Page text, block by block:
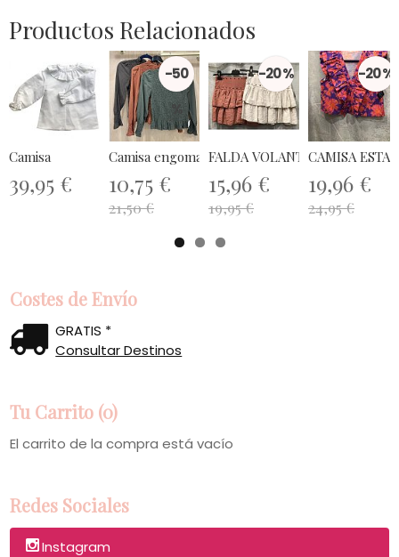
Costes de Envío
GRATIS *
Consultar Destinos
Tu Carrito (0)
El carrito de la compra está vacío
Redes Sociales
Instagram
Productos Relacionados
Camisa
39,95 €
-50
%
Camisa engomada volantito
10,75 €
21,50 €
-20 %
FALDA VOLANTES TALLA
15,96 €
19,95 €
-20 %
CAMISA
19,96 €
24,95 €